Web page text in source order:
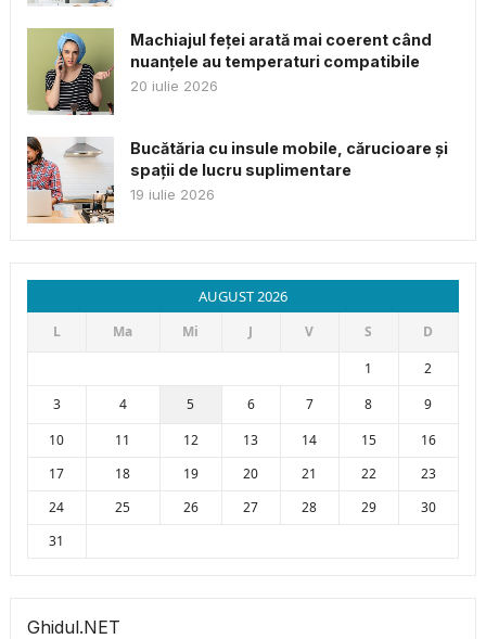
Machiajul feței arată mai coerent când
nuanțele au temperaturi compatibile
20 iulie 2026
Bucătăria cu insule mobile, cărucioare și
spații de lucru suplimentare
19 iulie 2026
AUGUST 2026
L Ma Mi J V S
D
1
2
3
4 5 6 7 8
9
10
11 12 13 14 15
16
17
18 19 20 21 22
23
24
25 26 27 28 29
30
31
Ghidul.NET